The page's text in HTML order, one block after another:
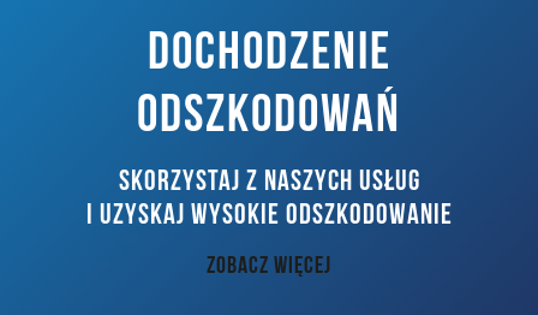
DOCHODZENIE ODSZKODOWAŃ
DOCHODZENIE
ODSZKODOWAŃ
SKORZYSTAJ Z NASZYCH USŁUG
I UZYSKAJ WYSOKIE ODSZKODOWANIE
ZOBACZ WIĘCEJ